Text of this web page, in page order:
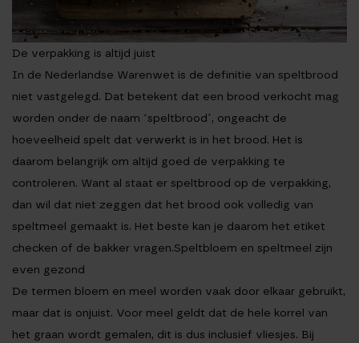
De verpakking is altijd juist
In de Nederlandse Warenwet is de definitie van speltbrood
niet vastgelegd. Dat betekent dat een brood verkocht mag
worden onder de naam ‘speltbrood’, ongeacht de
hoeveelheid spelt dat verwerkt is in het brood. Het is
daarom belangrijk om altijd goed de verpakking te
controleren. Want al staat er speltbrood op de verpakking,
dan wil dat niet zeggen dat het brood ook volledig van
speltmeel gemaakt is. Het beste kan je daarom het etiket
checken of de bakker vragen.Speltbloem en speltmeel zijn
even gezond
De termen bloem en meel worden vaak door elkaar gebruikt,
maar dat is onjuist. Voor meel geldt dat de hele korrel van
het graan wordt gemalen, dit is dus inclusief vliesjes. Bij